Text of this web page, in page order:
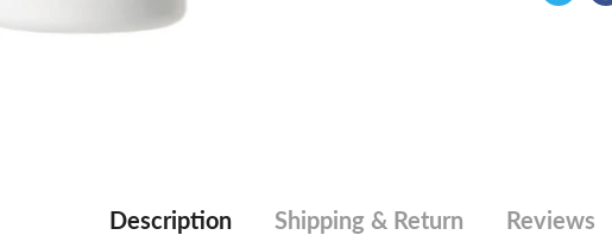
Description Shipping & Return Reviews